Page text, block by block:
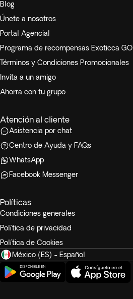
Blog
Únete a nosotros
Portal Agencial
Programa de recompensas Exoticca GO
Términos y Condiciones Promocionales
Invita a un amigo
Ahorra con tu grupo
Atención al cliente
Asistencia por chat
Centro de Ayuda y FAQs
WhatsApp
Facebook Messenger
Políticas
Condiciones generales
Política de privacidad
Política de Cookies
México (ES) - Español